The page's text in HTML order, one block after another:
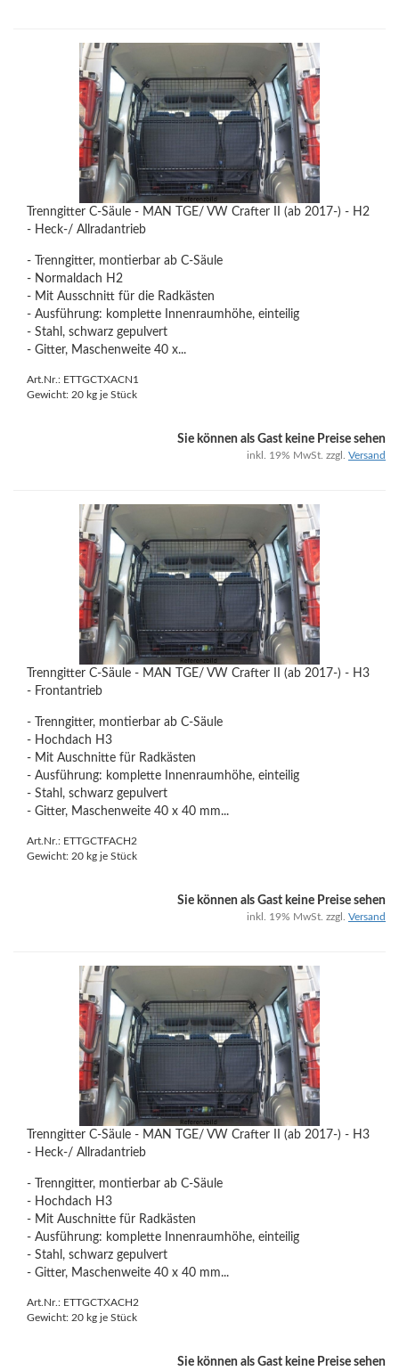
Trenngitter C-Säule - MAN TGE/ VW Crafter II (ab 2017-) - H2
- Heck-/ Allradantrieb
- Trenngitter, montierbar ab C-Säule
- Normaldach H2
- Mit Ausschnitt für die Radkästen
- Ausführung: komplette Innenraumhöhe, einteilig
- Stahl, schwarz gepulvert
- Gitter, Maschenweite 40 x...
Art.Nr.: ETTGCTXACN1
Gewicht: 20 kg je Stück
Sie können als Gast keine Preise sehen
inkl. 19% MwSt. zzgl. Versand
Trenngitter C-Säule - MAN TGE/ VW Crafter II (ab 2017-) - H3
- Frontantrieb
- Trenngitter, montierbar ab C-Säule
- Hochdach H3
- Mit Auschnitte für Radkästen
- Ausführung: komplette Innenraumhöhe, einteilig
- Stahl, schwarz gepulvert
- Gitter, Maschenweite 40 x 40 mm...
Art.Nr.: ETTGCTFACH2
Gewicht: 20 kg je Stück
Sie können als Gast keine Preise sehen
inkl. 19% MwSt. zzgl. Versand
Trenngitter C-Säule - MAN TGE/ VW Crafter II (ab 2017-) - H3
- Heck-/ Allradantrieb
- Trenngitter, montierbar ab C-Säule
- Hochdach H3
- Mit Auschnitte für Radkästen
- Ausführung: komplette Innenraumhöhe, einteilig
- Stahl, schwarz gepulvert
- Gitter, Maschenweite 40 x 40 mm...
Art.Nr.: ETTGCTXACH2
Gewicht: 20 kg je Stück
Sie können als Gast keine Preise sehen